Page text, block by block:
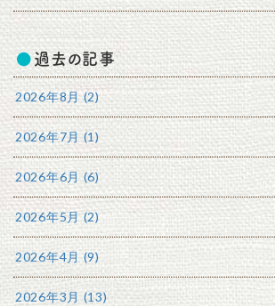
過去の記事
2026年8月 (2)
2026年7月 (1)
2026年6月 (6)
2026年5月 (2)
2026年4月 (9)
2026年3月 (13)